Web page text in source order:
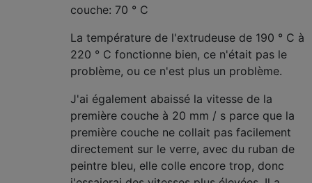
couche: 70 ° C
La température de l'extrudeuse de 190 ° C à
220 ° C fonctionne bien, ce n'était pas le
problème, ou ce n'est plus un problème.
J'ai également abaissé la vitesse de la
première couche à 20 mm / s parce que la
première couche ne collait pas facilement
directement sur le verre, avec du ruban de
peintre bleu, elle colle encore trop, donc